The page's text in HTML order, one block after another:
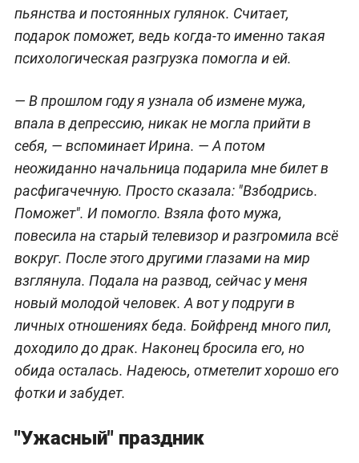
пьянства и постоянных гулянок. Считает,
подарок поможет, ведь когда-то именно такая
психологическая разгрузка помогла и ей.
— В прошлом году я узнала об измене мужа,
впала в депрессию, никак не могла прийти в
себя, — вспоминает Ирина. — А потом
неожиданно начальница подарила мне билет в
расфигачечную. Просто сказала: "Взбодрись.
Поможет". И помогло. Взяла фото мужа,
повесила на старый телевизор и разгромила всё
вокруг. После этого другими глазами на мир
взглянула. Подала на развод, сейчас у меня
новый молодой человек. А вот у подруги в
личных отношениях беда. Бойфренд много пил,
доходило до драк. Наконец бросила его, но
обида осталась. Надеюсь, отметелит хорошо его
фотки и забудет.
"Ужасный" праздник